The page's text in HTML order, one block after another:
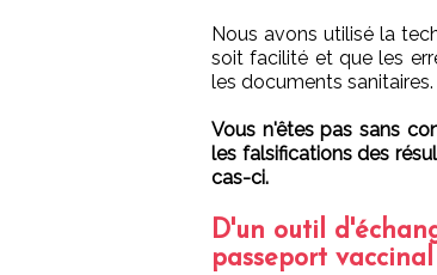
Nous avons utilisé la
soit facilité et que les
les documents sanitaires.
Vous n'êtes pas sans
les falsifications des
cas-ci.
D'un outil
passeport vaccinal